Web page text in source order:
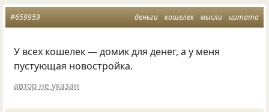
деньги кошелек мысли цитата
#659959
У всех кошелек — домик для денег, а у меня
пустующая новостройка.
автор не указан